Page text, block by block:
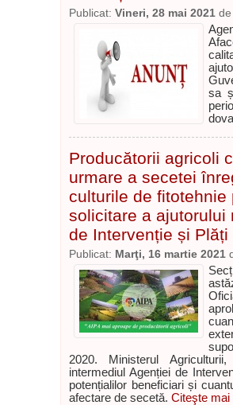
Publicat: Vineri, 28 mai 2021
sa
Producătorii agricoli
urmare a secetei
culturile de fitotehnie
solicitare a ajutorului
de Intervenție și Plăți
Publicat: Marţi, 16 martie 2021
2020. Ministerul
intermediul Agenției de
potențialilor beneficiari și
afectare de secetă. Citeşte mai